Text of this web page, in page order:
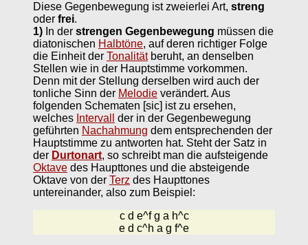
Diese Gegenbewegung ist zweierlei Art, streng
oder frei.
1) In der strengen Gegenbewegung müssen die
diatonischen Halbtöne, auf deren richtiger Folge
die Einheit der Tonalitätberuht, an denselben
Stellen wie in der Hauptstimme vorkommen.
Denn mit der Stellung derselben wird auch der
tonliche Sinn der Melodie verändert. Aus
folgenden Schematen [sic] ist zu ersehen,
welches Intervall
der in der Gegenbewegung
geführten Nachahmung dem entsprechenden der
Hauptstimme zu antworten hat. Steht der Satz in
der Durtonart, so schreibt man die aufsteigende
Oktave des Haupttones und die absteigende
Oktave von der Terz des Haupttones
untereinander, also zum Beispiel:
c d e^f g a h^c
e d c^h a g f^e